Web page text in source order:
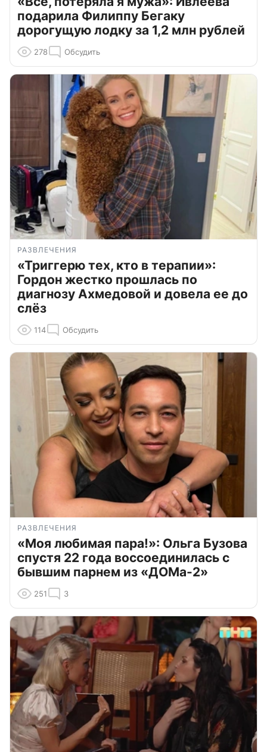
подарила Филиппу Бегаку
дорогущую лодку за 1,2 млн рублей
278 Обсудить
РАЗВЛЕЧЕНИЯ
«Триггерю тех, кто в терапии»:
Гордон жестко прошлась по
диагнозу Ахмедовой и довела ее до
слёз
114 Обсудить
РАЗВЛЕЧЕНИЯ
«Моя любимая пара!»: Ольга Бузова
спустя 22 года воссоединилась с
бывшим парнем из «ДОМа-2»
251 3